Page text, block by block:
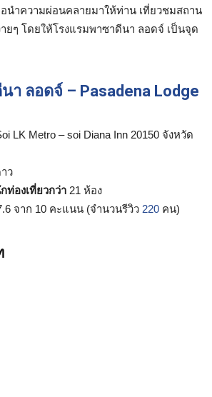
นำความผ่อนคลายมาให้ท่าน เที่ยวชมสถาน
ยๆ โดยให้โรงแรมพาซาดีนา ลอดจ์ เป็นจุด
า ลอดจ์ – Pasadena Lodge
LK Metro – soi Diana Inn 20150 จังหวัด
ว
ท่องเที่ยวกว่า 21 ห้อง
จาก 10 คะแนน (จำนวนรีวิว 220 คน)